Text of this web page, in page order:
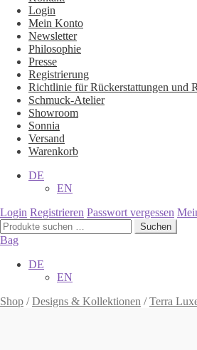
Login
Mein Konto
Newsletter
Philosophie
Presse
Registrierung
Richtlinie für Rückerstattungen und
Schmuck-Atelier
Showroom
Sonnia
Versand
Warenkorb
DE
EN
Login Registrieren Passwort vergessen
Suchen
nach:
Suchen
Bag
DE
EN
Shop /Designs & Kollektionen /Terra